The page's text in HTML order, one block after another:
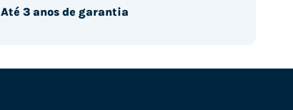
Até 3 anos de garantia